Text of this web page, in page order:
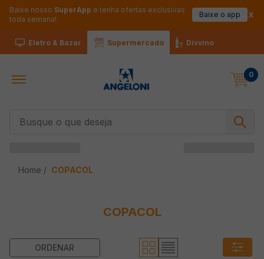
Baixe nosso SuperApp e tenha ofertas exclusivas
toda semana!
Baixe o app
Eletro & Bazar Supermercado Divvino
0
COPACOL
COPACOL